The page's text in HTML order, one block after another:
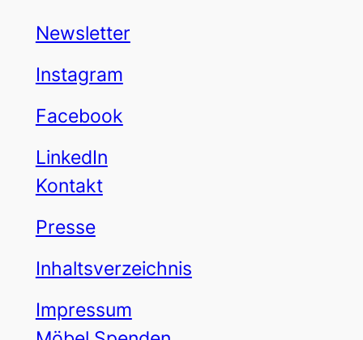
Newsletter
Instagram
Facebook
LinkedIn
Kontakt
Presse
Inhaltsverzeichnis
Impressum